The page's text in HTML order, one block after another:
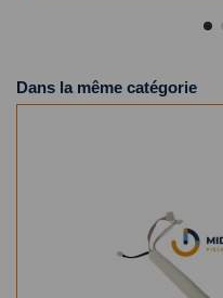
Dans la même catégorie